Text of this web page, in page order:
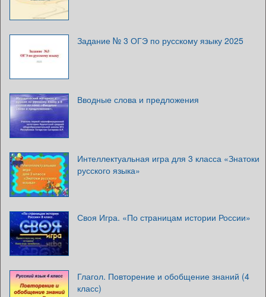
Задание № 3 ОГЭ по русскому языку 2025
Вводные слова и предложения
Интеллектуальная игра для 3 класса «Знатоки
русского языка»
Своя Игра. «По страницам истории России»
Глагол. Повторение и обобщение знаний (4
класс)